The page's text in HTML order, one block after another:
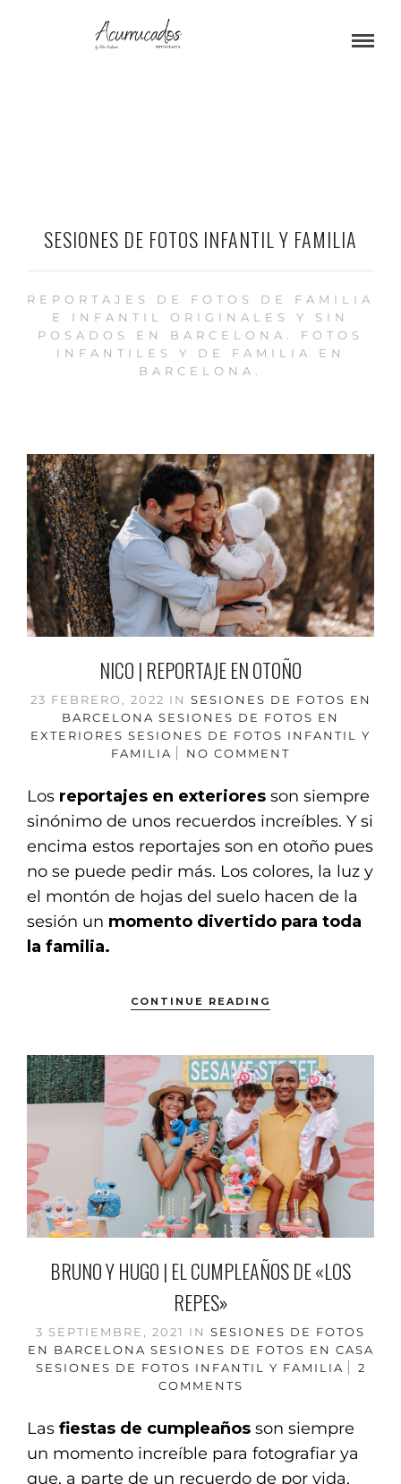
SESIONES DE FOTOS INFANTIL Y FAMILIA
REPORTAJES DE FOTOS DE FAMILIA
E INFANTIL ORIGINALES Y SIN
POSADOS EN BARCELONA. FOTOS
INFANTILES Y DE FAMILIA EN
BARCELONA.
NICO | REPORTAJE EN OTOÑO
23 FEBRERO, 2022 IN SESIONES DE FOTOS EN
BARCELONA SESIONES DE FOTOS EN
EXTERIORES SESIONES DE FOTOS INFANTIL Y
FAMILIA
NO COMMENT
Los reportajes en exteriores son siempre
sinónimo de unos recuerdos increíbles. Y si
encima estos reportajes son en otoño pues
no se puede pedir más. Los colores, la luz y
el montón de hojas del suelo hacen de la
sesión un momento divertido para toda
la familia.
CONTINUE READING
BRUNO Y HUGO | EL CUMPLEAÑOS DE «LOS
REPES»
3 SEPTIEMBRE, 2021 IN SESIONES DE FOTOS
EN BARCELONA SESIONES DE FOTOS EN CASA
SESIONES DE FOTOS INFANTIL Y FAMILIA
2
COMMENTS
Las fiestas de cumpleaños son siempre
un momento increíble para fotografiar ya
que, a parte de un recuerdo de por vida,